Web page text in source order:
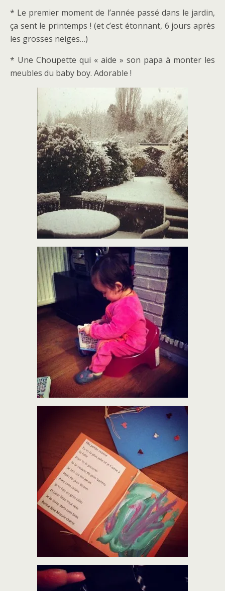
* Le premier moment de l’année passé dans le jardin,
ça sent le printemps ! (et c’est étonnant, 6 jours après
les grosses neiges…)
* Une Choupette qui « aide » son papa à monter les
meubles du baby boy. Adorable !